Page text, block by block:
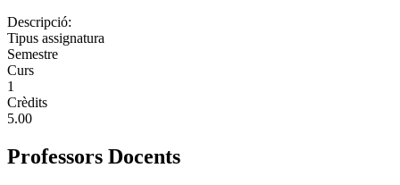
Descripció:
Tipus assignatura
Semestre
Curs
1
Crèdits
5.00
Professors Docents